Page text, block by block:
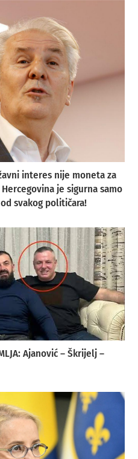
interes nije moneta za
je sigurna samo
svakog političara!
Ajanović – Škrijelj –